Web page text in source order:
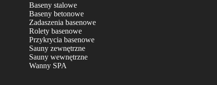
Baseny stalowe
Baseny betonowe
Zadaszenia basenowe
Rolety basenowe
Przykrycia basenowe
Sauny zewnętrzne
Sauny wewnętrzne
Wanny SPA